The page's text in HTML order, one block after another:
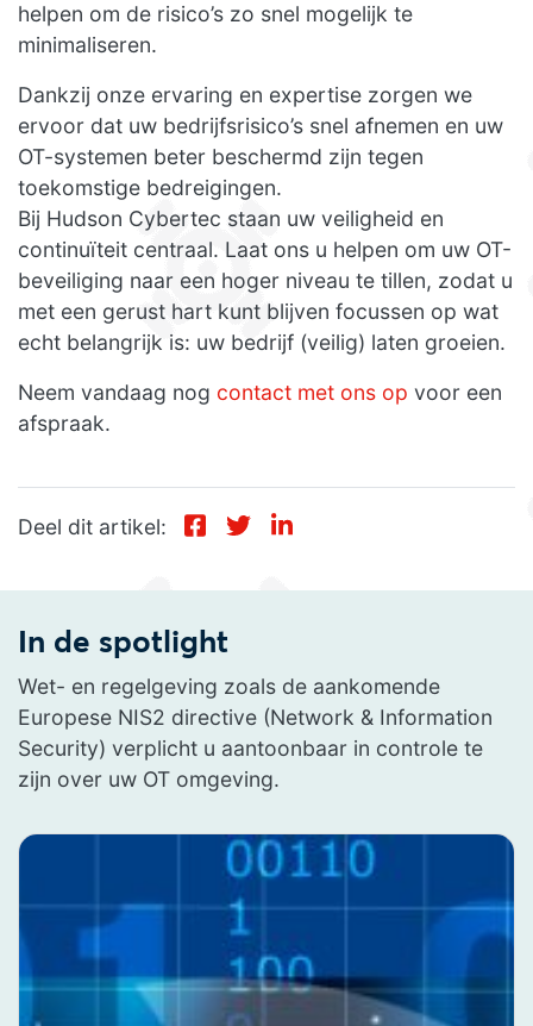
helpen om de risico’s zo snel mogelijk te
minimaliseren.
Dankzij onze ervaring en expertise zorgen we
ervoor dat uw bedrijfsrisico’s snel afnemen en uw
OT-systemen beter beschermd zijn tegen
toekomstige bedreigingen.
Bij Hudson Cybertec staan uw veiligheid en
continuïteit centraal. Laat ons u helpen om uw OT-
beveiliging naar een hoger niveau te tillen, zodat u
met een gerust hart kunt blijven focussen op wat
echt belangrijk is: uw bedrijf (veilig) laten groeien.
Neem vandaag nog contact met ons op voor een
afspraak.
Deel dit artikel:
In de spotlight
Wet- en regelgeving zoals de aankomende
Europese NIS2 directive (Network & Information
Security) verplicht u aantoonbaar in controle te
zijn over uw OT omgeving.